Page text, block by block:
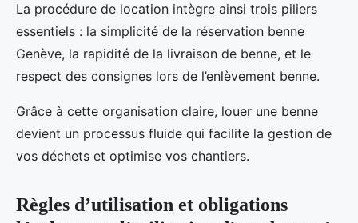
La procédure de location intègre ainsi trois piliers
essentiels : la simplicité de la réservation benne
Genève, la rapidité de la livraison de benne, et le
respect des consignes lors de l’enlèvement benne.
Grâce à cette organisation claire, louer une benne
devient un processus fluide qui facilite la gestion de
vos déchets et optimise vos chantiers.
Règles d’utilisation et obligations